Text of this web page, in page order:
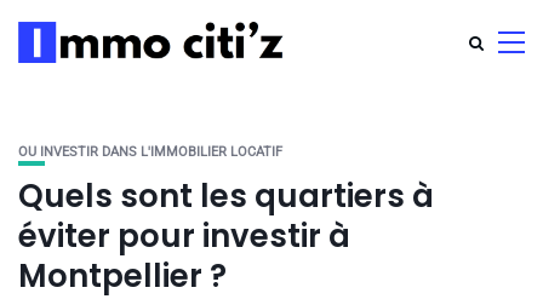
OU INVESTIR DANS L'IMMOBILIER LOCATIF
Quels sont les quartiers à
éviter pour investir à
Montpellier ?